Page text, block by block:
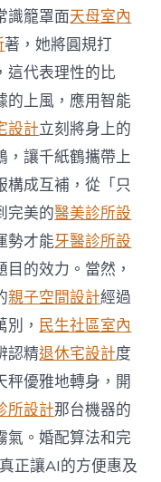
識籠罩面天母室內
著，她將圓規打
這代表理性的比
的上風，應用智能
設計立刻將身上的
，讓千紙鶴攜帶上
構成互補，從「只
完美的醫美診所設
勢才能牙醫診所設
的效力。當然，
親子空間設計經過
， 民生社區室內
認精退休宅設計度
秤優雅地轉身，開
所設計那台機器的
氣。婚配算法和完
正讓AI的方便惠及